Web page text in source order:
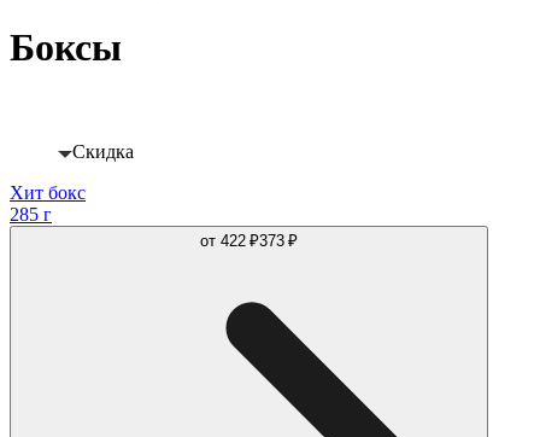
Боксы
Скидка
Хит бокс
285 г
от 422 ₽373 ₽